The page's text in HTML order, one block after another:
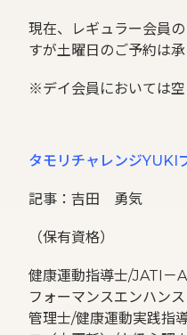
現在、レギュラー会員
すが土曜日のご予約は
※デイ会員においては空
タモリチャレンジYUKI
記事：吉田 勇気
（保有資格）
健康運動指導士/JATI－
フォーマンスエンハン
管理士/健康運動実践指